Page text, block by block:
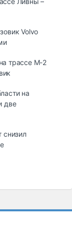
Volvo
трассе М-2
на
две
снизил